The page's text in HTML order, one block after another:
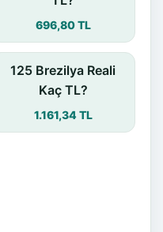
696,80 TL
125 Brezilya Reali
Kaç TL?
1.161,34 TL